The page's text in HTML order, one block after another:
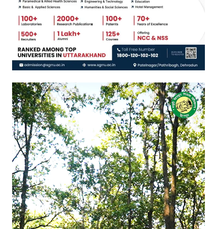
Video
Player